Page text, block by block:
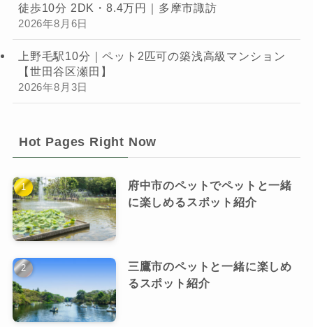
徒歩10分 2DK・8.4万円｜多摩市諏訪
2026年8月6日
上野毛駅10分｜ペット2匹可の築浅高級マンション
【世田谷区瀬田】
2026年8月3日
Hot Pages Right Now
府中市のペットでペットと一緒
に楽しめるスポット紹介
三鷹市のペットと一緒に楽しめ
るスポット紹介